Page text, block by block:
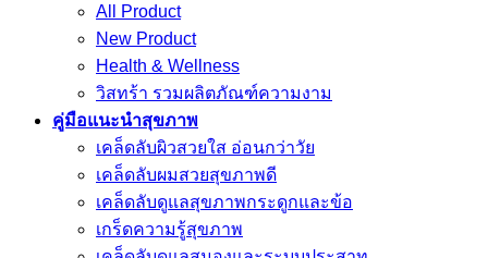
All Product
New Product
Health & Wellness
วิสทร้า รวมผลิตภัณฑ์ความงาม
คู่มือแนะนำสุขภาพ
เคล็ดลับผิวสวยใส อ่อนกว่าวัย
เคล็ดลับผมสวยสุขภาพดี
เคล็ดลับดูแลสุขภาพกระดูกและข้อ
เกร็ดความรู้สุขภาพ